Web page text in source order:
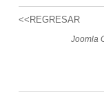
<<REGRESAR
Joomla